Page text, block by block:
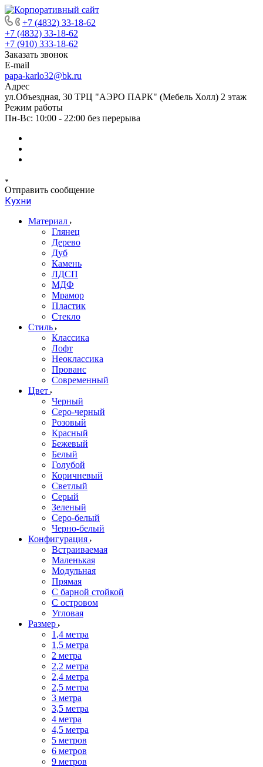
+7 (4832) 33-18-62
+7 (4832) 33-18-62
+7 (910) 333-18-62
Заказать звонок
E-mail
papa-karlo32@bk.ru
Адрес
ул.Объездная, 30 ТРЦ "АЭРО ПАРК" (Мебель Холл) 2 этаж
Режим работы
Пн-Вс: 10:00 - 22:00 без перерыва
Отправить сообщение
Кухни
Материал
Глянец
Дерево
Дуб
Камень
ЛДСП
МДФ
Мрамор
Пластик
Стекло
Стиль
Классика
Лофт
Неоклассика
Прованс
Современный
Цвет
Черный
Серо-черный
Розовый
Красный
Бежевый
Белый
Голубой
Коричневый
Светлый
Серый
Зеленый
Серо-белый
Черно-белый
Конфигурация
Встраиваемая
Маленькая
Модульная
Прямая
С барной стойкой
С островом
Угловая
Размер
1,4 метра
1,5 метра
2 метра
2,2 метра
2,4 метра
2,5 метра
3 метра
3,5 метра
4 метра
4,5 метра
5 метров
6 метров
9 метров